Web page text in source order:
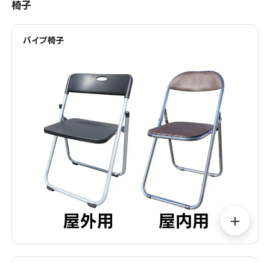
椅子
パイプ椅子
＋